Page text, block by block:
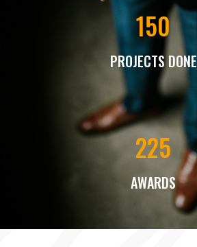
150
PROJECTS DONE
225
AWARDS